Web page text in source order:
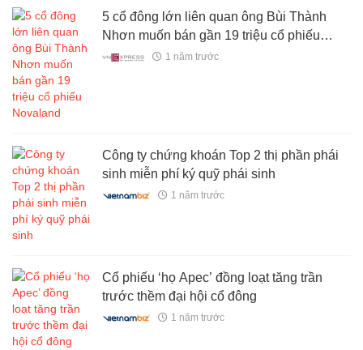
5 cổ đông lớn liên quan ông Bùi Thành
Nhơn muốn bán gần 19 triệu cổ phiếu
Novaland
1 năm trước
Công ty chứng khoán Top 2 thị phần phái
sinh miễn phí ký quỹ phái sinh
1 năm trước
Cổ phiếu ‘họ Apec’ đồng loạt tăng trần
trước thềm đại hội cổ đông
1 năm trước